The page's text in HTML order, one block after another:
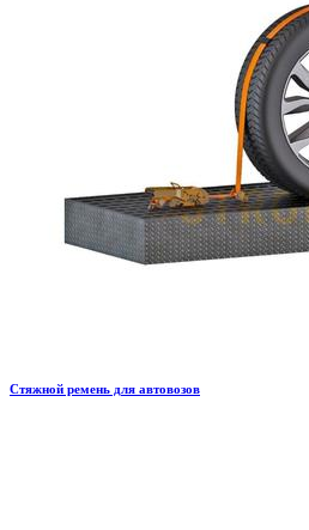
Стяжной ремень для автовозов